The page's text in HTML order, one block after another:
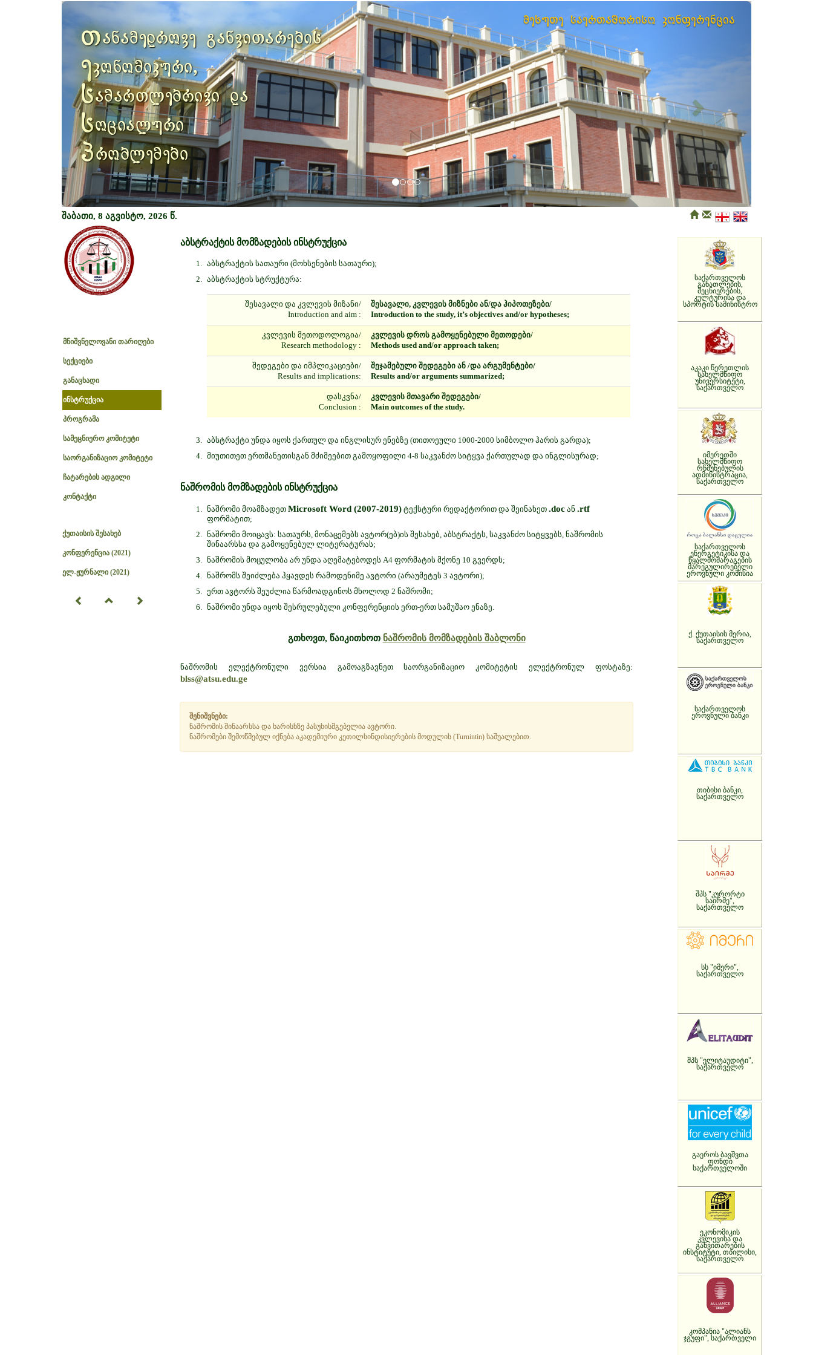
მეხუთე საერთაშორისო კონფერენცია
თანამედროვე განვითარების
ეკონომიკური,
სამართლებრივი და
სოციალური
პრობლემები
შაბათი, 8 აგვისტო, 2026 წ.
მნიშვნელოვანი თარიღები
სექციები
განაცხადი
ინსტრუქცია
პროგრამა
სამეცნიერო კომიტეტი
საორგანიზაციო კომიტეტი
ჩატარების ადგილი
კონტაქტი
ქუთაისის შესახებ
კონფერენცია (2021)
ელ-ჟურნალი (2021)
აბსტრაქტის მომზადების ინსტრუქცია
აბსტრაქტის სათაური (მოხსენების სათაური);
აბსტრაქტის სტრუქტურა:
შესავალი და კვლევის მიზანი/
Introduction and aim :
შესავალი, კვლევის მიზნები ან/და ჰიპოთეზები/
Introduction to the study, it’s objectives and/or hypotheses;
კვლევის მეთოდოლოგია/
Research methodology :
კვლევის დროს გამოყენებული მეთოდები/
Methods used and/or approach taken;
შედეგები და იმპლიკაციები/
Results and implications:
შეჯამებული შედეგები ან /და არგუმენტები/
Results and/or arguments summarized;
დასკვნა/
Conclusion :
კვლევის მთავარი შედეგები/
Main outcomes of the study.
აბსტრაქტი უნდა იყოს ქართულ და ინგლისურ ენებზე (თითოეული 1000-2000 სიმბოლო ჰარის გარდა);
მიუთითეთ ერთმანეთისგან მძიმეებით გამოყოფილი 4-8 საკვანძო სიტყვა ქართულად და ინგლისურად;
ნაშრომის მომზადების ინსტრუქცია
ნაშრომი მოამზადეთ Microsoft Word (2007-2019) ტექსტური რედაქტორით და შეინახეთ .doc ან .rtf
ფორმატით;
ნაშრომი მოიცავს: სათაურს, მონაცემებს ავტორ(ებ)ის შესახებ, აბსტრაქტს, საკვანძო სიტყვებს, ნაშრომის
შინაარსსა და გამოყენებულ ლიტერატურას;
ნაშრომის მოცულობა არ უნდა აღემატებოდეს A4 ფორმატის მქონე 10 გვერდს;
ნაშრომს შეიძლება ჰყავდეს რამოდენიმე ავტორი (არაუმეტეს 3 ავტორი);
ერთ ავტორს შეუძლია წარმოადგინოს მხოლოდ 2 ნაშრომი;
ნაშრომი უნდა იყოს შესრულებული კონფერენციის ერთ-ერთ სამუშაო ენაზე.
გთხოვთ, წაიკითხოთ ნაშრომის მომზადების შაბლონი
ნაშრომის ელექტრონული ვერსია გამოაგზავნეთ საორგანიზაციო კომიტეტის ელექტრონულ ფოსტაზე:
blss@atsu.edu.ge
შენიშვნები:
ნაშრომის შინაარსსა და ხარისხზე პასუხისმგებელია ავტორი.
ნაშრომები შემოწმებულ იქნება აკადემიური კეთილსინდისიერების მოდულის (Turnintin) საშუალებით.
საქართველოს
განათლების,
მეცნიერების,
კულტურისა და
სპორტის სამინისტრო
აკაკი წერეთლის
სახელმწიფო
უნივერსიტეტი,
საქართველო
იმერეთში
სახელმწიფო
რწმუნებულის
ადმინისტრაცია,
საქართველო
საქართველოს
ენერგეტიკისა და
წყალმომარაგების
მარეგულირებელი
ეროვნული კომისია
ქ. ქუთაისის მერია,
საქართველო
საქართველოს
ეროვნული ბანკი
თიბისი ბანკი,
საქართველო
შპს "კურორტი
საირმე",
საქართველო
სს "იმერი",
საქართველო
შპს "ელიტაუდიტი",
საქართველო
გაეროს ბავშვთა
ფონდი
საქართველოში
ეკონომიკის
კვლევისა და
განვითარების
ინსტიტუტი, თბილისი,
საქართველო
კომპანია "ალიანს
ჯგუფი", საქართველი